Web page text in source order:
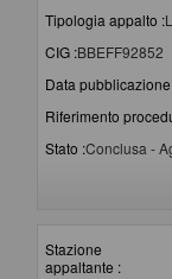
Tipologia appalto :
CIG :BBEFF92852
Data
Riferimento
Stato :Conclusa -
Stazione
appaltante :